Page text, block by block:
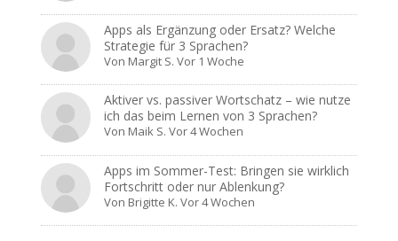
Apps als Ergänzung oder Ersatz? Welche
Strategie für 3 Sprachen?
Von Margit S. Vor 1 Woche
Aktiver vs. passiver Wortschatz – wie nutze
ich das beim Lernen von 3 Sprachen?
Von Maik S. Vor 4 Wochen
Apps im Sommer-Test: Bringen sie wirklich
Fortschritt oder nur Ablenkung?
Von Brigitte K. Vor 4 Wochen